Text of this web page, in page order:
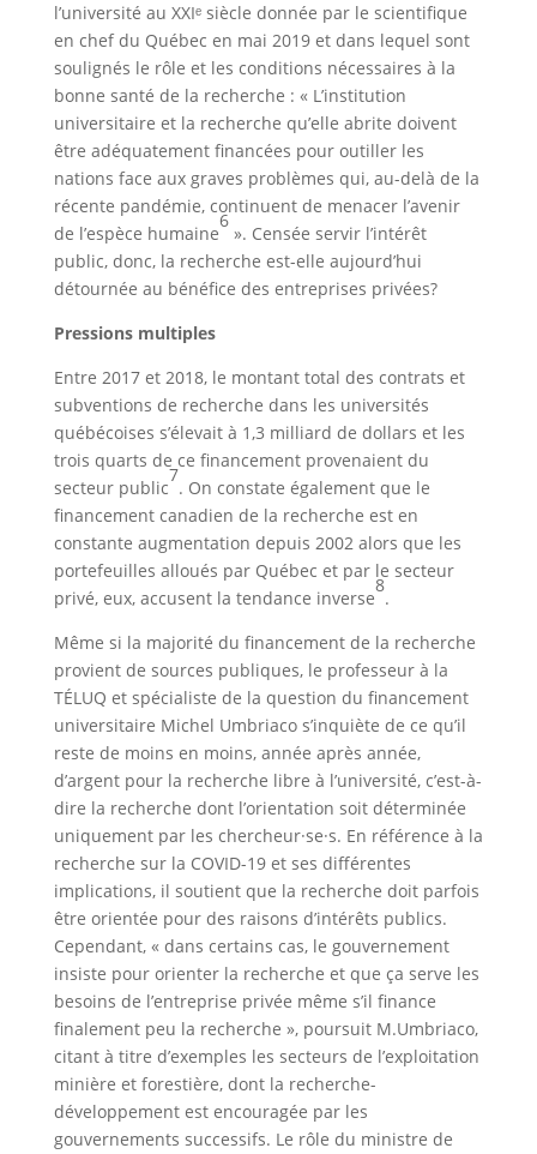
l’université au XXIᵉ siècle donnée par le scientifique
en chef du Québec en mai 2019 et dans lequel sont
soulignés le rôle et les conditions nécessaires à la
bonne santé de la recherche : « L’institution
universitaire et la recherche qu’elle abrite doivent
être adéquatement financées pour outiller les
nations face aux graves problèmes qui, au-delà de la
récente pandémie, continuent de menacer l’avenir
de l’espèce humaine
6
». Censée servir l’intérêt
public, donc, la recherche est-elle aujourd’hui
détournée au bénéfice des entreprises privées?
Pressions multiples
Entre 2017 et 2018, le montant total des contrats et
subventions de recherche dans les universités
québécoises s’élevait à 1,3 milliard de dollars et les
trois quarts de ce financement provenaient du
secteur public
7
. On constate également que le
financement canadien de la recherche est en
constante augmentation depuis 2002 alors que les
portefeuilles alloués par Québec et par le secteur
privé, eux, accusent la tendance inverse
8
.
Même si la majorité du financement de la recherche
provient de sources publiques, le professeur à la
TÉLUQ et spécialiste de la question du financement
universitaire Michel Umbriaco s’inquiète de ce qu’il
reste de moins en moins, année après année,
d’argent pour la recherche libre à l’université, c’est-à-
dire la recherche dont l’orientation soit déterminée
uniquement par les chercheur·se·s. En référence à la
recherche sur la COVID-19 et ses différentes
implications, il soutient que la recherche doit parfois
être orientée pour des raisons d’intérêts publics.
Cependant, « dans certains cas, le gouvernement
insiste pour orienter la recherche et que ça serve les
besoins de l’entreprise privée même s’il finance
finalement peu la recherche », poursuit M.Umbriaco,
citant à titre d’exemples les secteurs de l’exploitation
minière et forestière, dont la recherche-
développement est encouragée par les
gouvernements successifs. Le rôle du ministre de